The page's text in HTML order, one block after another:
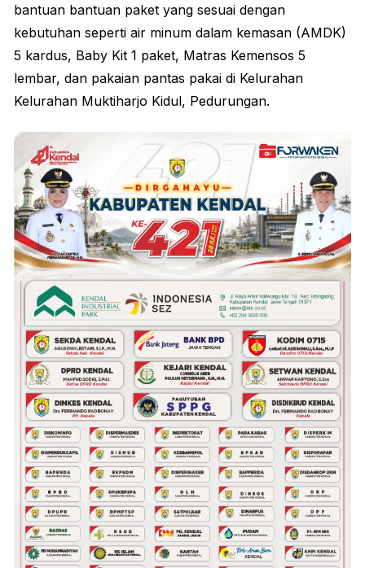
bantuan bantuan paket yang sesuai dengan
kebutuhan seperti air minum dalam kemasan (AMDK)
5 kardus, Baby Kit 1 paket, Matras Kemensos 5
lembar, dan pakaian pantas pakai di Kelurahan
Kelurahan Muktiharjo Kidul, Pedurungan.